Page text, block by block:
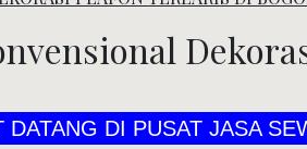
PUSAT JASA SEWA